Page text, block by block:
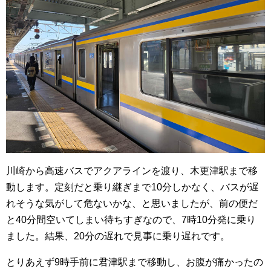
川崎から高速バスでアクアラインを渡り、木更津駅まで移
動します。定刻だと乗り継ぎまで10分しかなく、バスが遅
れそうな気がして危ないかな、と思いましたが、前の便だ
と40分間空いてしまい待ちすぎなので、7時10分発に乗り
ました。結果、20分の遅れで見事に乗り遅れです。
とりあえず9時手前に君津駅まで移動し、お腹が痛かったの